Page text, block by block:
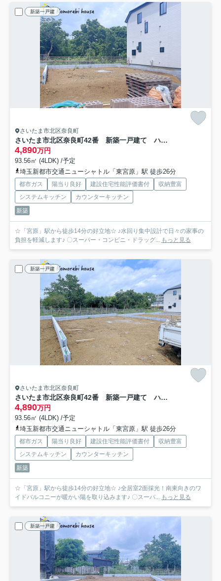
新築一戸建
さいたま市北区奈良町
さいたま市北区奈良町42番 新築一戸建て ハートフルタウン D
4,890万円
93.56㎡ (4LDK) /予定
埼玉新都市交通ニューシャトル「東宮原」駅 徒歩26分
都市ガス 陽当り良好 建設住宅性能評価書付
収納豊富
システムキッチン
カウンターキッチン
新築
☆「宮原」駅から徒歩14分の好立地☆ ♪水回り集中設計で日々の家事の
負担を軽減します♪ 〇スーパー・コンビニ・ドラッグ... もっと見る
新築一戸建
さいたま市北区奈良町
さいたま市北区奈良町42番 新築一戸建て ハートフルタウン B
4,890万円
93.56㎡ (4LDK) /予定
埼玉新都市交通ニューシャトル「東宮原」駅 徒歩26分
都市ガス 陽当り良好 建設住宅性能評価書付
収納豊富
システムキッチン
カウンターキッチン
新築
☆「宮原」駅から徒歩14分の好立地☆ ♪全居室2面採光！南東向きのワ
イドバルコニーが暖かい陽を取り込みます♪ 〇スーパ... もっと見る
新築一戸建